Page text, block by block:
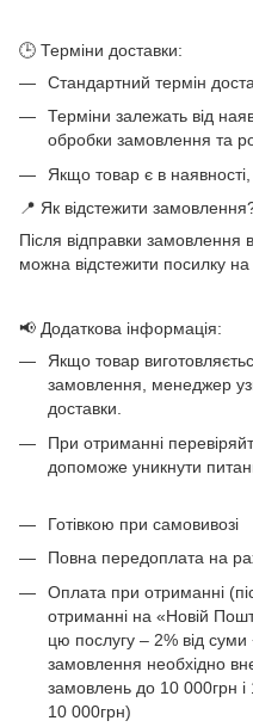
🕒 Терміни доставки:
Стандартний термін
Терміни залежать від
обробки замовлення та
Якщо товар є в
📍 Як відстежити
Після відправки
можна відстежити посилку
📢 Додаткова інформація:
Якщо товар
замовлення, менеджер
доставки.
При отриманні
допоможе уникнути
Готівкою при самовивозі
Повна передоплата на
Оплата при отриманні
отриманні на «Новій
цю послугу – 2% від
замовлення необхідно
замовлень до 10 000грн і
10 000грн)